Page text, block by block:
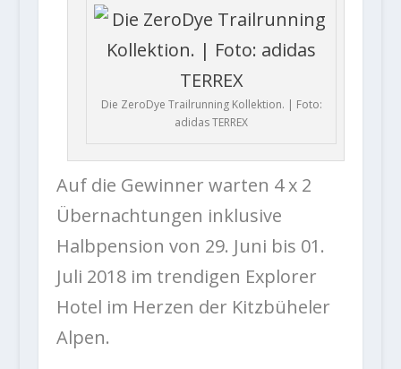
Die ZeroDye Trailrunning Kollektion. | Foto:
adidas TERREX
Auf die Gewinner warten 4 x 2
Übernachtungen inklusive
Halbpension von 29. Juni bis 01.
Juli 2018 im trendigen Explorer
Hotel im Herzen der Kitzbüheler
Alpen.